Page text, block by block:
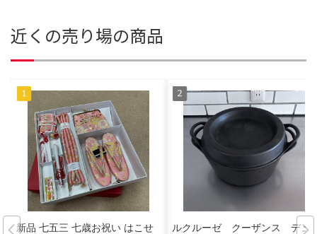
近くの売り場の商品
新品 七五三 七歳お祝い はこせ
ルクルーゼ クーザンス デュ